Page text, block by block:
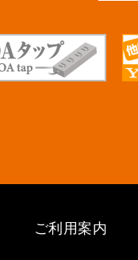
ご利用案内